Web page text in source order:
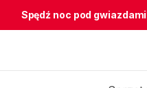
Spędź noc pod